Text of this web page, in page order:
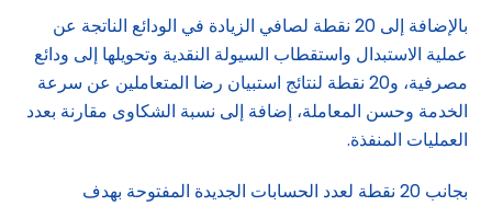
بالإضافة إلى 20 نقطة لصافي الزيادة في الودائع الناتجة عن
عملية الاستبدال واستقطاب السيولة النقدية وتحويلها إلى ودائع
مصرفية، و20 نقطة لنتائج استبيان رضا المتعاملين عن سرعة
الخدمة وحسن المعاملة، إضافة إلى نسبة الشكاوى مقارنة بعدد
العمليات المنفذة.
بجانب 20 نقطة لعدد الحسابات الجديدة المفتوحة بهدف